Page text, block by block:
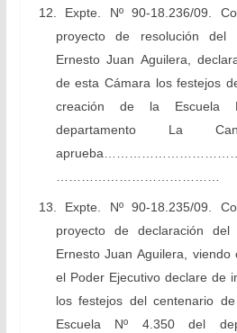
12. Expte. Nº 90-18.236/09.
proyecto de resolución del
Ernesto Juan Aguilera, d
de esta Cámara los festejos
creación de la Escuela
departamento La
…………………………………
13. Expte. Nº 90-18.235/09.
proyecto de declaración del
Ernesto Juan Aguilera, viendo
el Poder Ejecutivo declare de
los festejos del centenario
Escuela Nº 4.350 del